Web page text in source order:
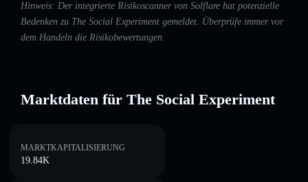
Hinweis: Der integrierte Risikoscanner von Solflare hat potenzielle
Bedenken zu The Social Experiment gemeldet. Überprüfe immer vor
dem Handeln die Risikobewertungen.
Marktdaten für The Social Experiment
MARKTKAPITALISIERUNG
19.84K